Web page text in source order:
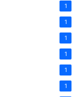
1
1
1
1
1
1